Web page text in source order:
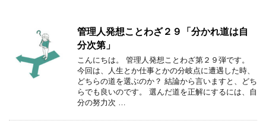
管理人発想ことわざ２９「分かれ道は自
分次第」
こんにちは。 管理人発想ことわざ第２９弾です。
今回は、人生とか仕事とかの分岐点に遭遇した時、
どちらの道を選ぶのか？ 結論から言いますと、どち
らでも良いのです。 選んだ道を正解にするには、自
分の努力次 …